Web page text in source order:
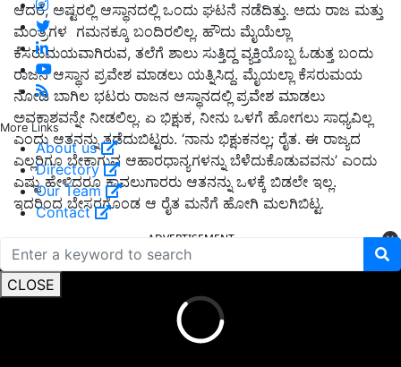
More Links
About us
Directory
Our Team
Contact
CLOSE
ಆದರೆ, ಅಷ್ಟರಲ್ಲಿ ಆಸ್ಥಾನದಲ್ಲಿ ಒಂದು ಘಟನೆ ನಡೆದಿತ್ತು. ಅದು ರಾಜ ಮತ್ತು
ಮಂತ್ರಿಗಳ ಗಮನಕ್ಕೂ ಬಂದಿರಲಿಲ್ಲ. ಹೌದು ಮೈಯೆಲ್ಲಾ
ಕೆಸರುಮಯವಾಗಿರುವ, ತಲೆಗೆ ಶಾಲು ಸುತ್ತಿದ್ದ ವ್ಯಕ್ತಿಯೊಬ್ಬ ಓಡುತ್ತ ಬಂದು
ರಾಜನ ಆಸ್ಥಾನ ಪ್ರವೇಶ ಮಾಡಲು ಯತ್ನಿಸಿದ್ದ. ಮೈಯಲ್ಲಾ ಕೆಸರುಮಯ
ನೋಡಿ ಬಾಗಿಲ ಭಟರು ರಾಜನ ಆಸ್ಥಾನದಲ್ಲಿ ಪ್ರವೇಶ ಮಾಡಲು
ಅವಕಾಶವನ್ನೇ ನೀಡಲಿಲ್ಲ. ಏ ಭಿಕ್ಷುಕ, ನೀನು ಒಳಗೆ ಹೋಗಲು ಸಾಧ್ಯವಿಲ್ಲ
ಎಂದು ಆತನನ್ನು ತಡೆದುಬಿಟ್ಟರು. ‘ನಾನು ಭಿಕ್ಷುಕನಲ್ಲ; ರೈತ. ಈ ರಾಜ್ಯದ
ಎಲ್ಲರಿಗೂ ಬೇಕಾಗುವ ಆಹಾರಧಾನ್ಯಗಳನ್ನು ಬೆಳೆದುಕೊಡುವವನು’ ಎಂದು
ಎಷ್ಟು ಹೇಳಿದರೂ ಕಾವಲುಗಾರರು ಆತನನ್ನು ಒಳಕ್ಕೆ ಬಿಡಲೇ ಇಲ್ಲ.
ಇದರಿಂದ ಬೇಸರಗೊಂಡ ಆ ರೈತ ಮನೆಗೆ ಹೋಗಿ ಮಲಗಿಬಿಟ್ಟ.
ADVERTISEMENT